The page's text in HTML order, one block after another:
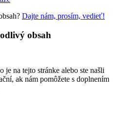
Dajte nám, prosím, vedieť!
obsah
na tejto stránke alebo ste našli
ak nám pomôžete s doplnením